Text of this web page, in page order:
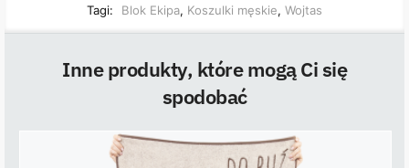
Tagi:
Blok Ekipa, Koszulki męskie, Wojtas
Inne produkty, które mogą Ci się
spodobać